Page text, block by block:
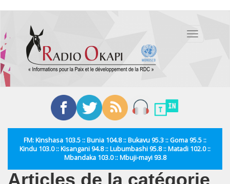
contenu
principal
Toggle
FM: Kinshasa 103.5 :: Bunia 104.8 :: Bukavu 95.3 :: Goma 95.5 ::
Kindu 103.0 :: Kisangani 94.8 :: Lubumbashi 95.8 :: Matadi 102.0 ::
Mbandaka 103.0 :: Mbuji-mayi 93.8
Articles de la catégorie